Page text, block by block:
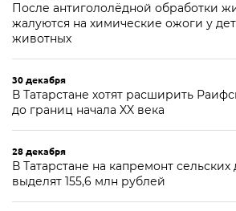
После антигололёдной обработки
жалуются на химические ожоги у
животных
30 декабря
В Татарстане хотят расширить
до границ начала XX века
28 декабря
В Татарстане на капремонт
выделят 155,6 млн рублей